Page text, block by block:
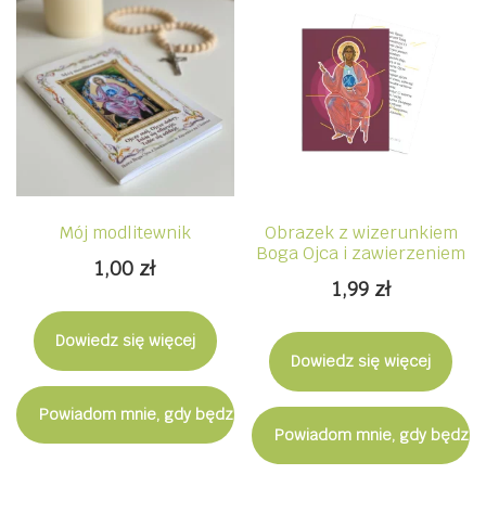
Mój modlitewnik
1,00 zł
Dowiedz się więcej
Powiadom mnie, gdy będzie dostępny
Obrazek z wizerunkiem
Boga Ojca i zawierzeniem
1,99 zł
Dowiedz się więcej
Powiadom mnie, gdy